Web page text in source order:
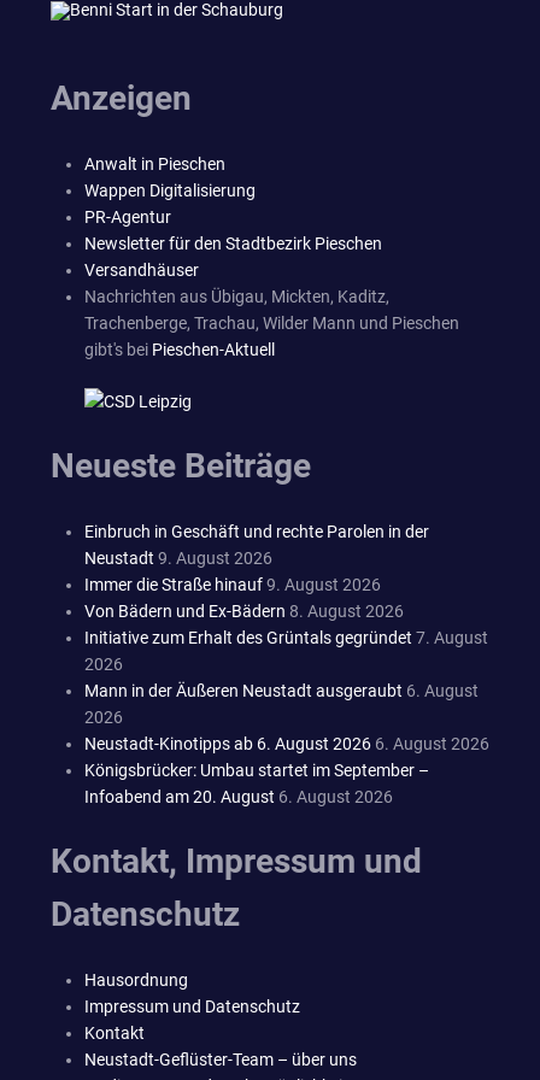
Anzeigen
Anwalt in Pieschen
Wappen Digitalisierung
PR-Agentur
Newsletter für den Stadtbezirk Pieschen
Versandhäuser
Nachrichten aus Übigau, Mickten, Kaditz,
Trachenberge, Trachau, Wilder Mann und Pieschen
gibt's bei Pieschen-Aktuell
Neueste Beiträge
Einbruch in Geschäft und rechte Parolen in der
Neustadt 9. August 2026
Immer die Straße hinauf9. August 2026
Von Bädern und Ex-Bädern 8. August 2026
Initiative zum Erhalt des Grüntals gegründet 7. August
2026
Mann in der Äußeren Neustadt ausgeraubt 6. August
2026
Neustadt-Kinotipps ab 6. August 2026 6. August 2026
Königsbrücker: Umbau startet im September –
Infoabend am 20. August 6. August 2026
Kontakt, Impressum und
Datenschutz
Hausordnung
Impressum und Datenschutz
Kontakt
Neustadt-Geflüster-Team – über uns